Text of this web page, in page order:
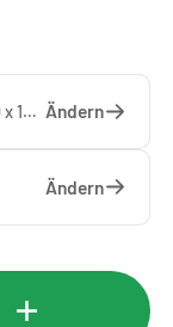
Fachverteilung | WSCI162-S — 30 x 162 x 40 cm Ändern
Ändern